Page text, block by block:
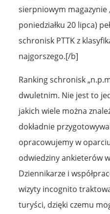
sierpniowym magazynie
poniedziałku 20 lipca)
schronisk PTTK z
najgorszego.[/b]
Ranking schronisk
dwuletnim. Nie jest to
jakich wiele można
dokładnie
opracowujemy w
odwiedziny ankieterów
Dziennikarze i
wizyty incognito
turyści, dzięki czemu